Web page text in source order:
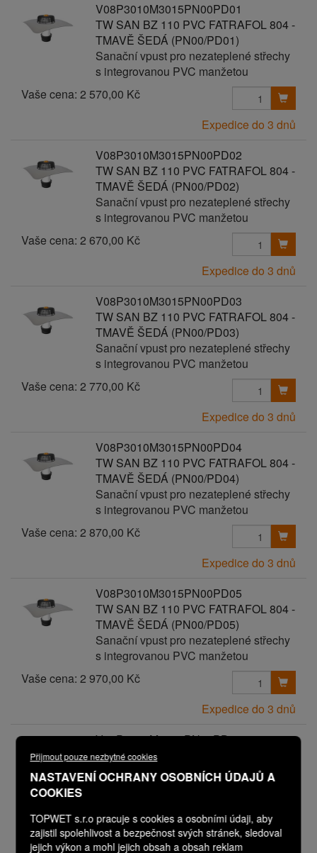
Přijmout pouze nezbytné cookies
NASTAVENÍ OCHRANY OSOBNÍCH ÚDAJŮ A
COOKIES
TOPWET s.r.o pracuje s cookies a osobními údaji, aby
zajistil spolehlivost a bezpečnost svých stránek, sledoval
jejich výkon a mohl jejich obsah a obsah reklam
V08P3010M3015PN00PD01
TW SAN BZ 110 PVC FATRAFOL 804 -
TMAVĚ ŠEDÁ (PN00/PD01)
Sanační vpust pro nezateplené střechy
s integrovanou PVC manžetou
Vaše cena: 2 570,00 Kč
Expedice do 3 dnů
V08P3010M3015PN00PD02
TW SAN BZ 110 PVC FATRAFOL 804 -
TMAVĚ ŠEDÁ (PN00/PD02)
Sanační vpust pro nezateplené střechy
s integrovanou PVC manžetou
Vaše cena: 2 670,00 Kč
Expedice do 3 dnů
V08P3010M3015PN00PD03
TW SAN BZ 110 PVC FATRAFOL 804 -
TMAVĚ ŠEDÁ (PN00/PD03)
Sanační vpust pro nezateplené střechy
s integrovanou PVC manžetou
Vaše cena: 2 770,00 Kč
Expedice do 3 dnů
V08P3010M3015PN00PD04
TW SAN BZ 110 PVC FATRAFOL 804 -
TMAVĚ ŠEDÁ (PN00/PD04)
Sanační vpust pro nezateplené střechy
s integrovanou PVC manžetou
Vaše cena: 2 870,00 Kč
Expedice do 3 dnů
V08P3010M3015PN00PD05
TW SAN BZ 110 PVC FATRAFOL 804 -
TMAVĚ ŠEDÁ (PN00/PD05)
Sanační vpust pro nezateplené střechy
s integrovanou PVC manžetou
Vaše cena: 2 970,00 Kč
Expedice do 3 dnů
V08P3010M3015PN00PD06
TW SAN BZ 110 PVC FATRAFOL 804 -
TMAVĚ ŠEDÁ (PN00/PD06)
Sanační vpust pro nezateplené střechy
Vaše cena:3 070,00 Kč